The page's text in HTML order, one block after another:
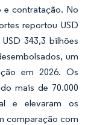
e contratação. No
reportou USD
343,3 bilhões
um
em 2026. Os
mais de 70.000
e elevaram os
comparação com